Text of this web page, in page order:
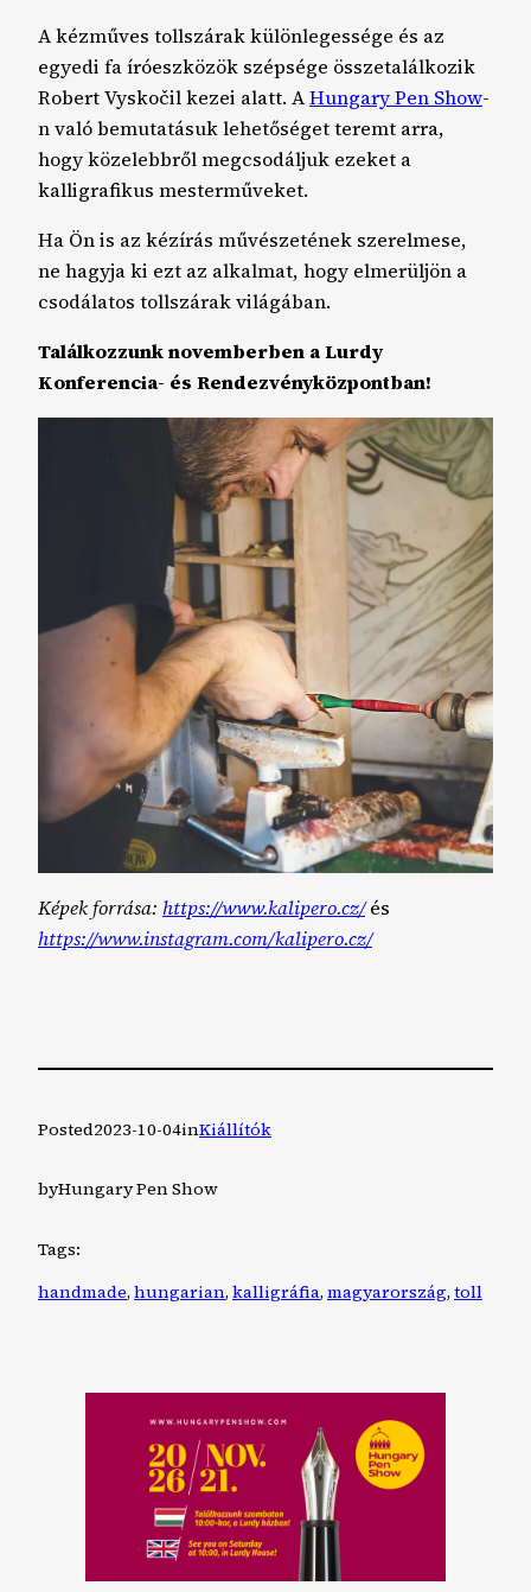
A kézműves tollszárak különlegessége és az
egyedi fa íróeszközök szépsége összetalálkozik
Robert Vyskočil kezei alatt. AHungary Pen Show-
n való bemutatásuk lehetőséget teremt arra,
hogy közelebbről megcsodáljuk ezeket a
kalligrafikus mesterműveket.
Ha Ön is az kézírás művészetének szerelmese,
ne hagyja ki ezt az alkalmat, hogy elmerüljön a
csodálatos tollszárak világában.
Találkozzunk novemberben a Lurdy
Konferencia- és Rendezvényközpontban!
Képek forrása: https://www.kalipero.cz/és
https://www.instagram.com/kalipero.cz/
Posted2023-10-04inKiállítók
byHungary Pen Show
Tags:
handmade, hungarian, kalligráfia, magyarország, toll